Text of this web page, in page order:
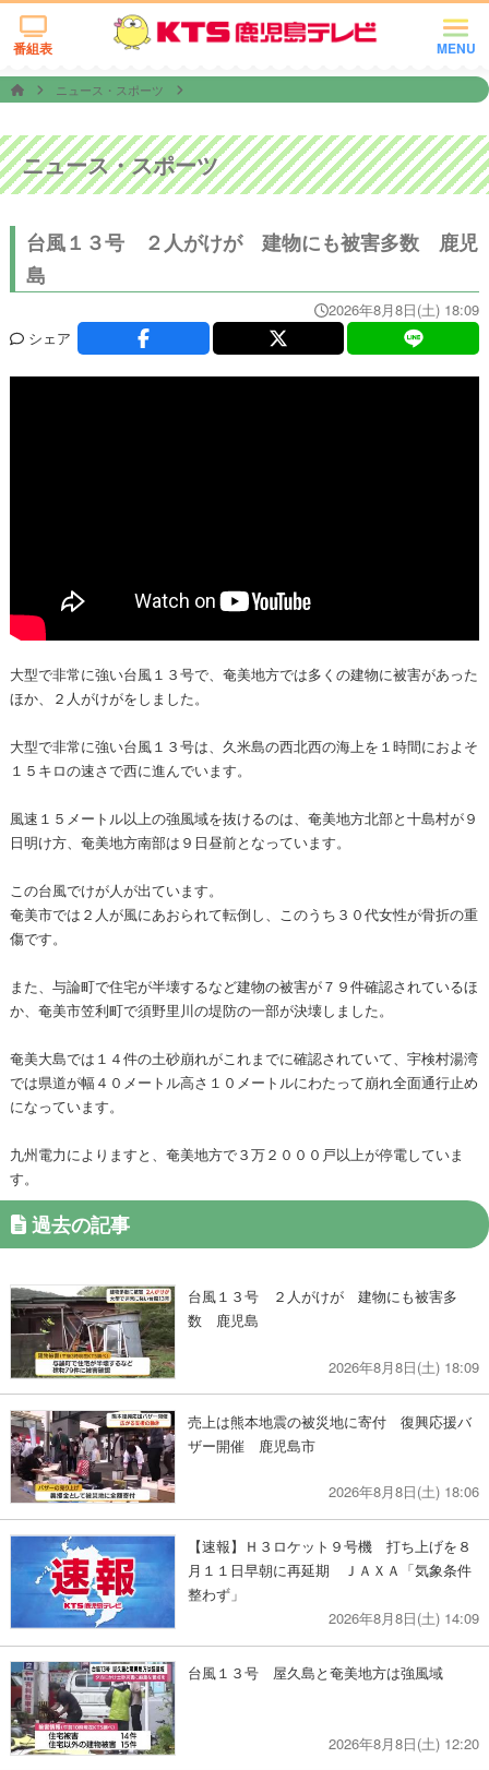
MENU
番組表
ニュース・スポーツ
ニュース・スポーツ
台風１３号 ２人がけが 建物にも被害多数 鹿児
島
2026年8月8日(土) 18:09
シェア
大型で非常に強い台風１３号で、奄美地方では多くの建物に被害があった
ほか、２人がけがをしました。
大型で非常に強い台風１３号は、久米島の西北西の海上を１時間におよそ
１５キロの速さで西に進んでいます。
風速１５メートル以上の強風域を抜けるのは、奄美地方北部と十島村が９
日明け方、奄美地方南部は９日昼前となっています。
この台風でけが人が出ています。
奄美市では２人が風にあおられて転倒し、このうち３０代女性が骨折の重
傷です。
また、与論町で住宅が半壊するなど建物の被害が７９件確認されているほ
か、奄美市笠利町で須野里川の堤防の一部が決壊しました。
奄美大島では１４件の土砂崩れがこれまでに確認されていて、宇検村湯湾
では県道が幅４０メートル高さ１０メートルにわたって崩れ全面通行止め
になっています。
九州電力によりますと、奄美地方で３万２０００戸以上が停電していま
す。
過去の記事
台風１３号 ２人がけが 建物にも被害多
数 鹿児島
2026年8月8日(土) 18:09
売上は熊本地震の被災地に寄付 復興応援バ
ザー開催 鹿児島市
2026年8月8日(土) 18:06
【速報】Ｈ３ロケット９号機 打ち上げを８
月１１日早朝に再延期 ＪＡＸＡ「気象条件
整わず」
2026年8月8日(土) 14:09
台風１３号 屋久島と奄美地方は強風域
2026年8月8日(土) 12:20